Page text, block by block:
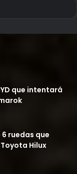
que intentará
ruedas que
Hilux